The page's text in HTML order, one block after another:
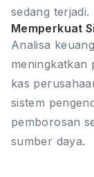
sedang terjadi.
Memperkuat
Analisa
meningkatkan
kas
sistem
pemborosan
sumber daya.